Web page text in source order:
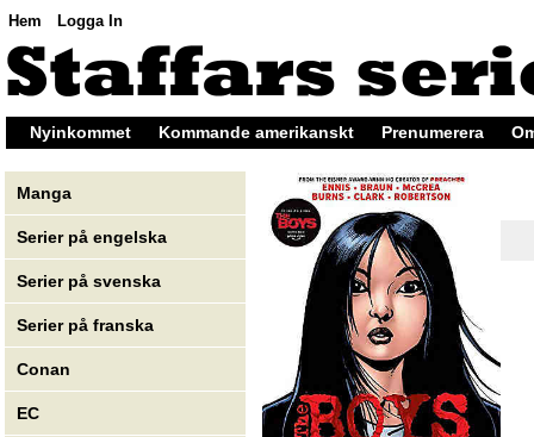
Hem Logga In
Nyinkommet Kommande amerikanskt Prenumerera
Manga
Serier på engelska
Serier på svenska
Serier på franska
Conan
EC